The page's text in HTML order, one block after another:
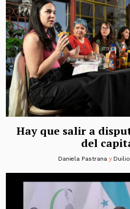
Hay que salir a
del
Daniela Pastrana y